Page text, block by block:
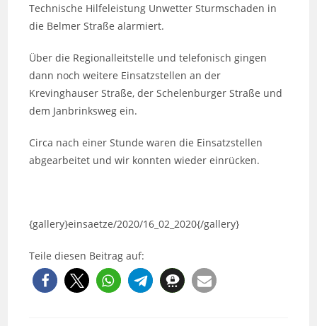
Technische Hilfeleistung Unwetter Sturmschaden in
die Belmer Straße alarmiert.
Über die Regionalleitstelle und telefonisch gingen
dann noch weitere Einsatzstellen an der
Krevinghauser Straße, der Schelenburger Straße und
dem Janbrinksweg ein.
Circa nach einer Stunde waren die Einsatzstellen
abgearbeitet und wir konnten wieder einrücken.
{gallery}einsaetze/2020/16_02_2020{/gallery}
Teile diesen Beitrag auf: